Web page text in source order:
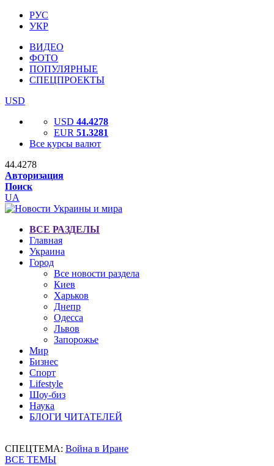
РУС
УКР
ВИДЕО
ФОТО
ПОПУЛЯРНЫЕ
СПЕЦПРОЕКТЫ
USD
USD 44.4278
EUR 51.3281
Все курсы валют
44.4278
Авторизация
Поиск
UA
ВСЕ РАЗДЕЛЫ
Главная
Украина
Город
Все новости раздела
Киев
Харьков
Днепр
Одесса
Львов
Запорожье
Мир
Бизнес
Спорт
Lifestyle
Шоу-биз
Наука
БЛОГИ ЧИТАТЕЛЕЙ
СПЕЦТЕМА: Война в Иране
ВСЕ ТЕМЫ